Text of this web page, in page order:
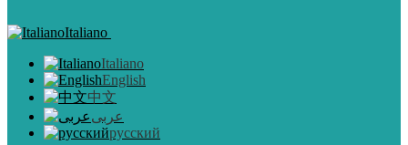
Italiano
Italiano
English
中文
عربى
русский